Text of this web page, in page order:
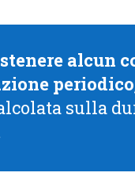
alcun
periodico
sulla